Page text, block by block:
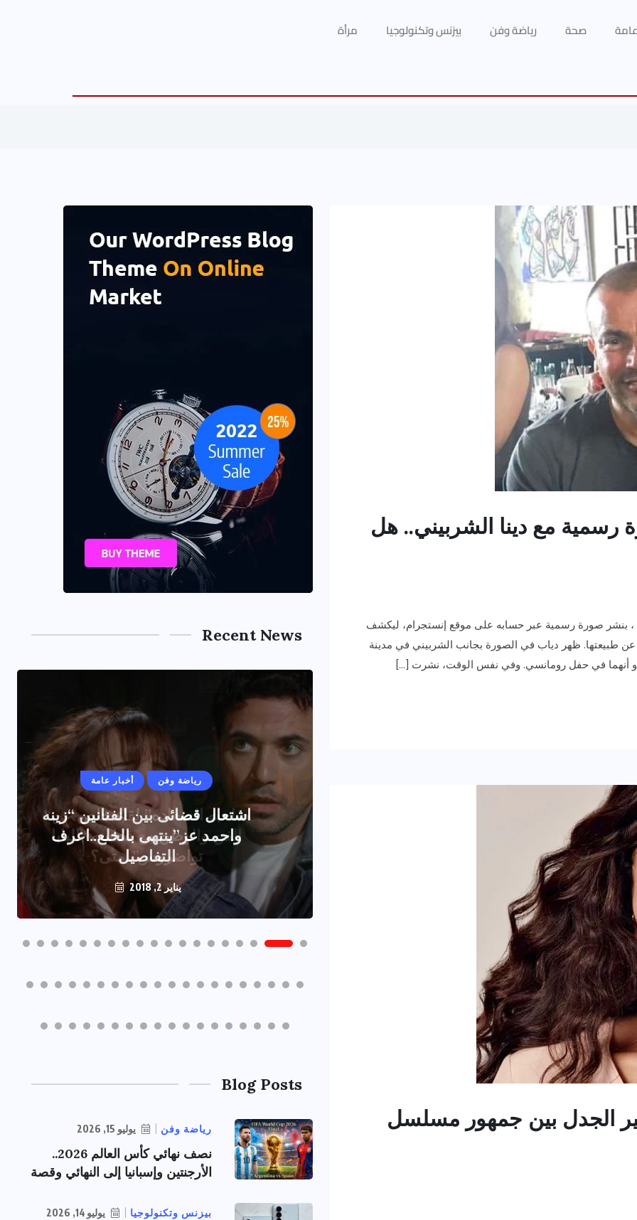
صحة رياضة وفن بيزنس وتكنولوجيا مرأة
رسمية مع دينا الشربيني.. هل
، بنشر صورة رسمية عبر حسابه على موقع إنستجرام، ليكشف
طبيعتها. ظهر دياب في الصورة بجانب الشربيني في مدينة
يبدو أنهما في حفل رومانسي. وفي نفس الوقت، نشرت […]
الجدل بين جمهور مسلسل
Recent News
أخبار عامة رياضة وفن
اشتعال قضائى بين الفنانين “زينه
واحمد عز”ينتهى بالخلع..اعرف
التفاصيل
يناير 2, 2018
Blog Posts
رياضة وفن يوليو 15, 2026
نصف نهائي كأس العالم 2026..
الأرجنتين وإسبانيا إلى النهائي وقصة
بيزنس وتكنولوجيا يوليو 14, 2026